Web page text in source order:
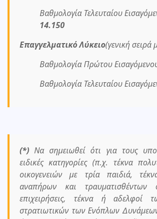
Βαθμολογία Τελευταίου
14.150
Επαγγελματικό Λύκειο(γενική σειρά
Βαθμολογία Πρώτου
Βαθμολογία Τελευταίου
(*) Να σημειωθεί ότι για τους
ειδικές κατηγορίες (π.χ. τέκνα
οικογενειών µε τρία παιδιά,
αναπήρων και τραυµατισθέντων
επιχειρήσεις, τέκνα ή αδελφοί
στρατιωτικών των Ενόπλων